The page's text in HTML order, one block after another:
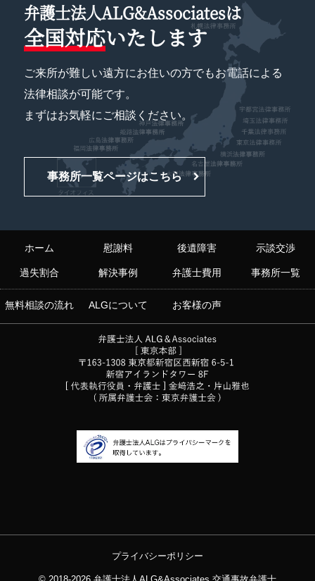
弁護士法人ALG&Associatesは
全国対応いたします
ご来所が難しい遠方にお住いの方でもお電話による
法律相談が可能です。
まずはお気軽にご相談ください。
事務所一覧ページはこちら
ホーム 慰謝料 後遺障害 示談交渉
過失割合 解決事例 弁護士費用 事務所一覧
無料相談の流れ ALGについて お客様の声
プライバシーポリシー